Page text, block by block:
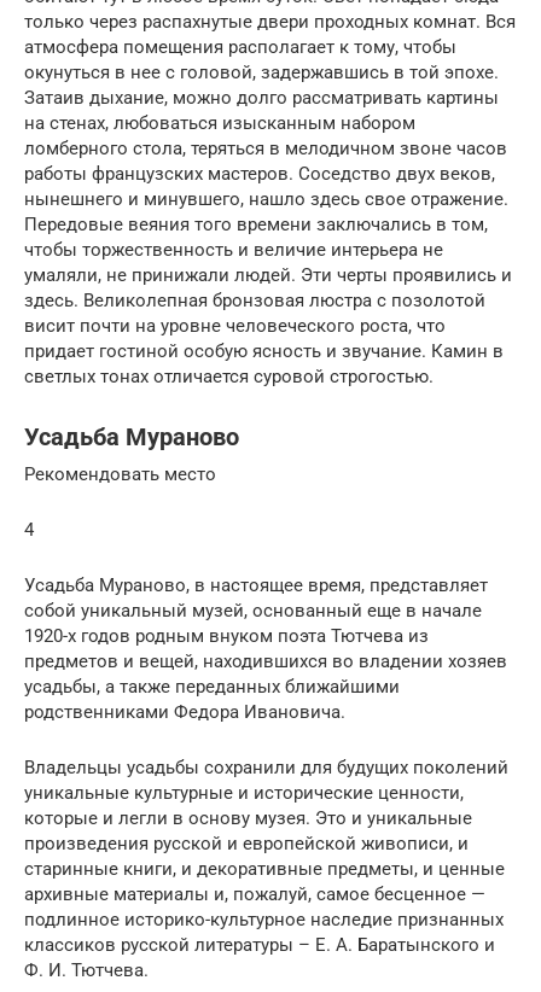
только через распахнутые двери проходных комнат. Вся
атмосфера помещения располагает к тому, чтобы
окунуться в нее с головой, задержавшись в той эпохе.
Затаив дыхание, можно долго рассматривать картины
на стенах, любоваться изысканным набором
ломберного стола, теряться в мелодичном звоне часов
работы французских мастеров. Соседство двух веков,
нынешнего и минувшего, нашло здесь свое отражение.
Передовые веяния того времени заключались в том,
чтобы торжественность и величие интерьера не
умаляли, не принижали людей. Эти черты проявились и
здесь. Великолепная бронзовая люстра с позолотой
висит почти на уровне человеческого роста, что
придает гостиной особую ясность и звучание. Камин в
светлых тонах отличается суровой строгостью.
Усадьба Мураново
Рекомендовать место
4
Усадьба Мураново, в настоящее время, представляет
собой уникальный музей, основанный еще в начале
1920-х годов родным внуком поэта Тютчева из
предметов и вещей, находившихся во владении хозяев
усадьбы, а также переданных ближайшими
родственниками Федора Ивановича.
Владельцы усадьбы сохранили для будущих поколений
уникальные культурные и исторические ценности,
которые и легли в основу музея. Это и уникальные
произведения русской и европейской живописи, и
старинные книги, и декоративные предметы, и ценные
архивные материалы и, пожалуй, самое бесценное —
подлинное историко-культурное наследие признанных
классиков русской литературы – Е. А. Баратынского и
Ф. И. Тютчева.